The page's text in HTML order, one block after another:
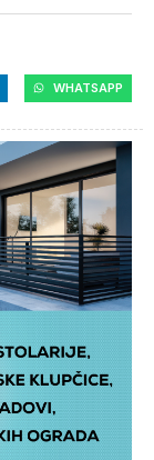
WHATSAPP